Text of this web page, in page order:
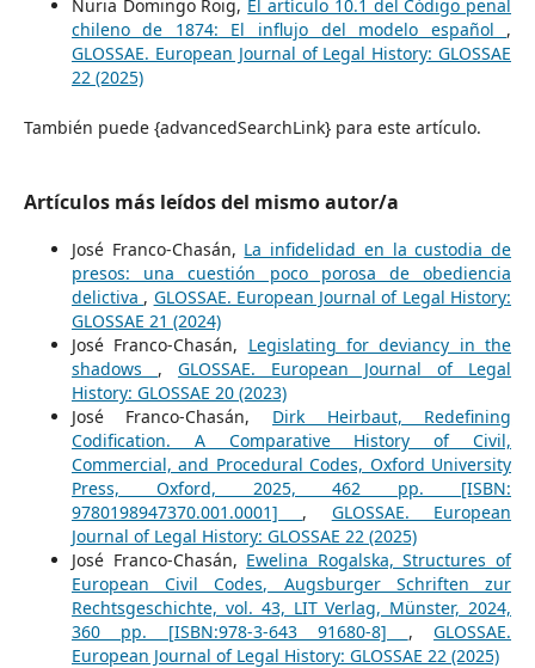
Nuria Domingo Roig, El artículo 10.1 del Código penal
chileno de 1874: El influjo del modelo español ,
GLOSSAE. European Journal of Legal History: GLOSSAE
22 (2025)
También puede {advancedSearchLink} para este artículo.
Artículos más leídos del mismo autor/a
José Franco-Chasán, La infidelidad en la custodia de
presos: una cuestión poco porosa de obediencia
delictiva , GLOSSAE. European Journal of Legal History:
GLOSSAE 21 (2024)
José Franco-Chasán, Legislating for deviancy in the
shadows , GLOSSAE. European Journal of Legal
History: GLOSSAE 20 (2023)
José Franco-Chasán, Dirk Heirbaut, Redefining
Codification. A Comparative History of Civil,
Commercial, and Procedural Codes, Oxford University
Press, Oxford, 2025, 462 pp. [ISBN:
9780198947370.001.0001] , GLOSSAE. European
Journal of Legal History: GLOSSAE 22 (2025)
José Franco-Chasán, Ewelina Rogalska, Structures of
European Civil Codes, Augsburger Schriften zur
Rechtsgeschichte, vol. 43, LIT Verlag, Münster, 2024,
360 pp. [ISBN:978-3-643 91680-8] ,GLOSSAE.
European Journal of Legal History: GLOSSAE 22 (2025)